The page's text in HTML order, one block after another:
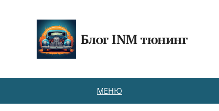
Блог INM тюнинг
МЕНЮ